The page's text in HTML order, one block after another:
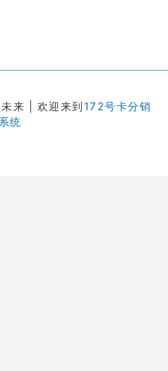
来 | 欢迎来到 172号卡分销
系统